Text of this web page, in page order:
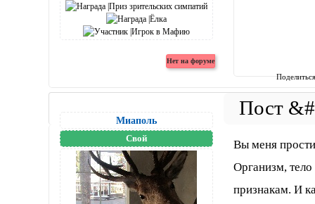
Миаполь
Свой
Вы меня
Организм,
признакам. И